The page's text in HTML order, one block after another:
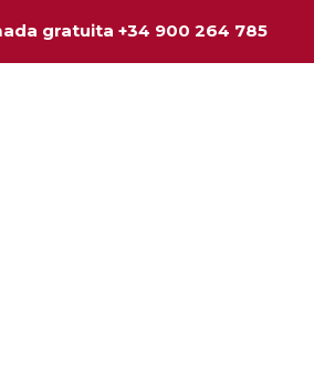
gratuita +34 900 264 785